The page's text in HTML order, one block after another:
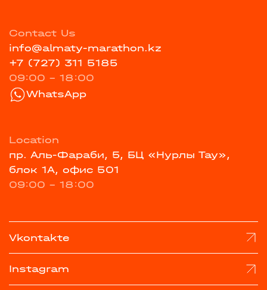
Contact Us
info@almaty-marathon.kz
+7 (727) 311 5185
09:00 - 18:00
WhatsApp
Location
пр. Аль-Фараби, 5, БЦ «Нурлы Тау»,
блок 1А, офис 501
09:00 - 18:00
Vkontakte
Instagram